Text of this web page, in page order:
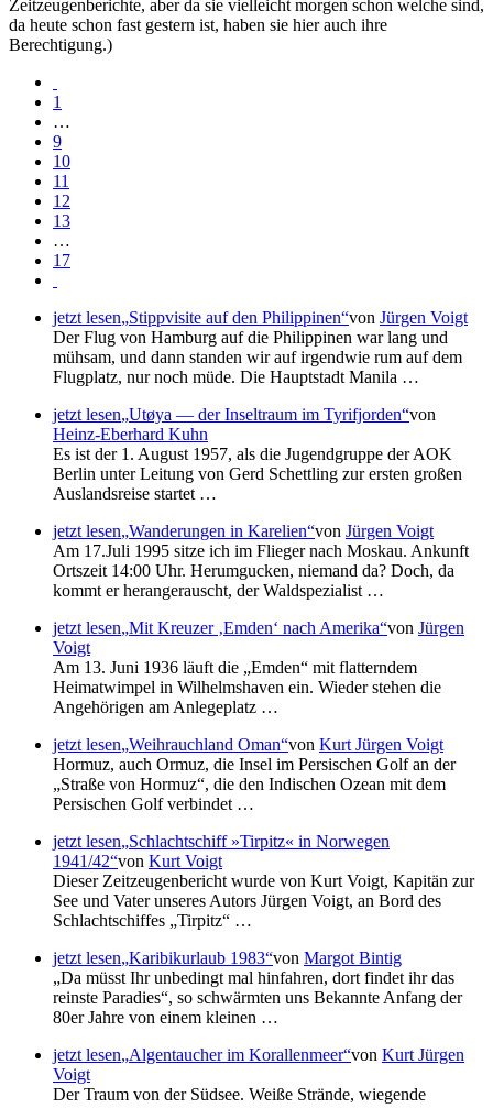
Zeitzeugenberichte, aber da sie vielleicht morgen schon welche sind,
da heute schon fast gestern ist, haben sie hier auch ihre
Berechtigung.)
1
…
9
10
11
12
13
…
17
jetzt lesen Stippvisite auf den Philippinen von Jürgen Voigt
Der Flug von Hamburg auf die Philippinen war lang und
mühsam, und dann standen wir auf irgendwie rum auf dem
Flugplatz, nur noch müde. Die Hauptstadt Manila …
jetzt lesen Utøya — der Inseltraum im Tyrifjorden von
Heinz-Eberhard Kuhn
Es ist der 1. August 1957, als die Jugendgruppe der AOK
Berlin unter Leitung von Gerd Schettling zur ersten großen
Auslandsreise startet …
jetzt lesen Wanderungen in Karelien von Jürgen Voigt
Am 17.Juli 1995 sitze ich im Flieger nach Moskau. Ankunft
Ortszeit 14:00 Uhr. Herumgucken, niemand da? Doch, da
kommt er herangerauscht, der Waldspezialist …
jetzt lesen Mit Kreuzer Emden nach Amerika von Jürgen
Voigt
Am 13. Juni 1936 läuft die
Emden
mit flatterndem
Heimatwimpel in Wilhelmshaven ein. Wieder stehen die
Angehörigen am Anlegeplatz …
jetzt lesen Weihrauchland Oman von Kurt Jürgen Voigt
Hormuz, auch Ormuz, die Insel im Persischen Golf an der
Straße von Hormuz , die den Indischen Ozean mit dem
Persischen Golf verbindet …
jetzt lesen Schlachtschiff »Tirpitz« in Norwegen
1941/42 von Kurt Voigt
Dieser Zeitzeugenbericht wurde von Kurt Voigt, Kapitän zur
See und Vater unseres Autors Jürgen Voigt, an Bord des
Schlachtschiffes
Tirpitz
…
jetzt lesen Karibikurlaub 1983 von Margot Bintig
Da müsst Ihr unbedingt mal hinfahren, dort findet ihr das
reinste Paradies , so schwärmten uns Bekannte Anfang der
80er Jahre von einem kleinen …
jetzt lesen Algentaucher im Korallenmeer von Kurt Jürgen
Voigt
Der Traum von der Südsee. Weiße Strände, wiegende